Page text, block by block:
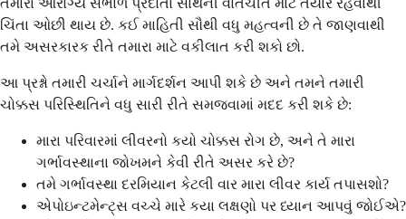
તમારા આરોગ્ય સંભાળ પ્રદાતા સાથેની વાતચીત માટે તૈયાર રહેવાથી
ચિંતા ઓછી થાય છે. કઈ માહિતી સૌથી વધુ મહત્વની છે તે જાણવાથી
તમે અસરકારક રીતે તમારા માટે વકીલાત કરી શકો છો.
આ પ્રશ્નો તમારી ચર્ચાને માર્ગદર્શન આપી શકે છે અને તમને તમારી
ચોક્કસ પરિસ્થિતિને વધુ સારી રીતે સમજવામાં મદદ કરી શકે છે:
મારા પરિવારમાં લીવરનો કયો ચોક્કસ રોગ છે, અને તે મારા
ગર્ભાવસ્થાના જોખમને કેવી રીતે અસર કરે છે?
તમે ગર્ભાવસ્થા દરમિયાન કેટલી વાર મારા લીવર કાર્ય તપાસશો?
એપોઇન્ટમેન્ટ્સ વચ્ચે મારે કયા લક્ષણો પર ધ્યાન આપવું જોઈએ?